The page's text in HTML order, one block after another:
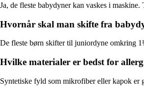
Ja, de fleste babydyner kan vaskes i
Hvornår skal man skifte fra
De fleste børn skifter til juniordyne omkring
Hvilke materialer er bedst for
Syntetiske fyld som mikrofiber eller kapok